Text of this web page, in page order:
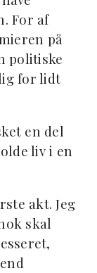
For af
på
politiske
for lidt
en del
liv i en
akt. Jeg
skal